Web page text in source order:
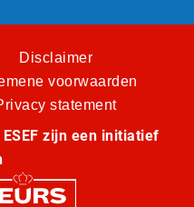
Disclaimer
voorwaarden
statement
zijn een initiatief